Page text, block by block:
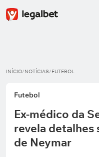
INÍCIO/NOTÍCIAS/FUTEBOL
Futebol
Ex-médico da
revela
de Neymar